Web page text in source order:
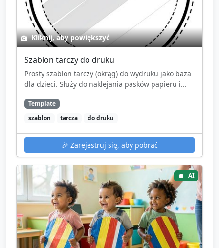
Kliknij, aby powiększyć
Szablon tarczy do druku
Prosty szablon tarczy (okrąg) do wydruku jako baza
dla dzieci. Służy do naklejania pasków papieru i...
Template
szablon
tarcza do druku
🎉 Zarejestruj się, aby pobrać
AI